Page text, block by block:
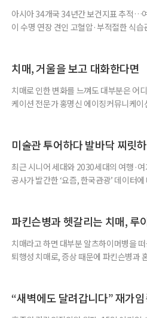
아시아 34개국 34년간 보건지표 추적…
이 수명 연장 견인 고혈압·부적절한 식
분석한 장기 추적 결과를 발표했다. 이번
치매, 거울을 보고 대화한다면
치매로 인한 변화를 느껴도 대부분은 어
케이션 전문가 홍명신 에이징커뮤니케
어릴 때는 거울 속 모습을 다른 사람으로
미술관 투어하다 발바닥 찌릿
최근 시니어 세대와 2030세대의 여행·
공사가 발간한 ‘요즘, 한국관광’ 데이터
보여준다. 일각에선 취업난과 경제적 불
파킨슨병과 헷갈리는 치매, 루
치매라고 하면 대부분 알츠하이머병을
퇴행성 치매로, 증상 때문에 파킨슨병과
야 한다. 루이소체는 알파시뉴클레인
“새벽에도 달려갑니다” 재가